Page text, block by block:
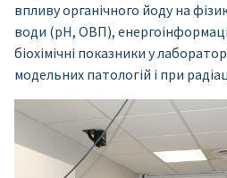
впливу органічного йоду на
води (рН, ОВП),
біохімічні показники у
модельних патологій і при